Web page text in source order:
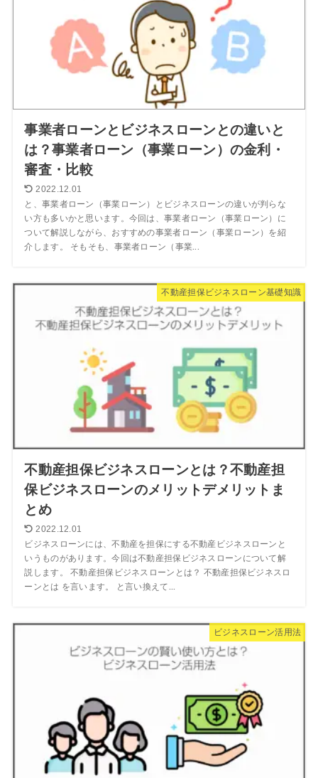
事業者ローンとビジネスローンとの違いと
は？事業者ローン（事業ローン）の金利・
審査・比較
2022.12.01
と、事業者ローン（事業ローン）とビジネスローンの違いが判らな
い方も多いかと思います。今回は、事業者ローン（事業ローン）に
ついて解説しながら、おすすめの事業者ローン（事業ローン）を紹
介します。 そもそも、事業者ローン（事業...
不動産担保ビジネスローン基礎知識
不動産担保ビジネスローンとは？不動産担
保ビジネスローンのメリットデメリットま
とめ
2022.12.01
ビジネスローンには、不動産を担保にする不動産ビジネスローンと
いうものがあります。今回は不動産担保ビジネスローンについて解
説します。 不動産担保ビジネスローンとは？ 不動産担保ビジネスロ
ーンとは を言います。 と言い換えて...
ビジネスローン活用法